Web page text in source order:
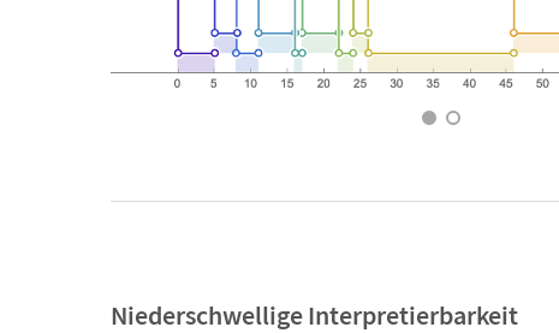
Niederschwellige Interpretierbarkeit